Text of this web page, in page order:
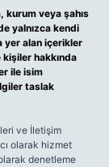
veya şahıs
yalnızca kendi
yer alan içerikler
hakkında
ile isim
taslak
ve İletişim
olarak hizmet
denetleme